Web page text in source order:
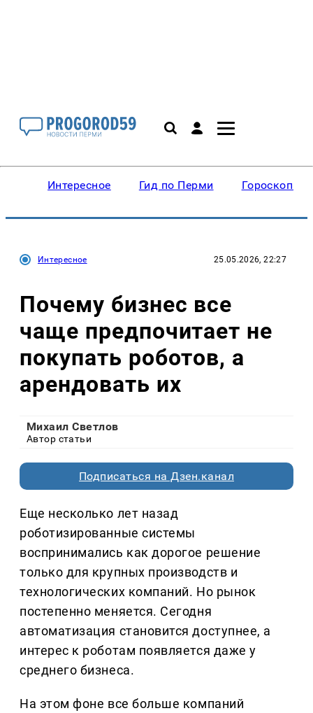
Интересное Гид по Перми Гороскопы
Интересное 25.05.2026, 22:27
Почему бизнес все
чаще предпочитает не
покупать роботов, а
арендовать их
Михаил Светлов
Автор статьи
Подписаться на Дзен.канал
Еще несколько лет назад
роботизированные системы
воспринимались как дорогое решение
только для крупных производств и
технологических компаний. Но рынок
постепенно меняется. Сегодня
автоматизация становится доступнее, а
интерес к роботам появляется даже у
среднего бизнеса.
На этом фоне все больше компаний